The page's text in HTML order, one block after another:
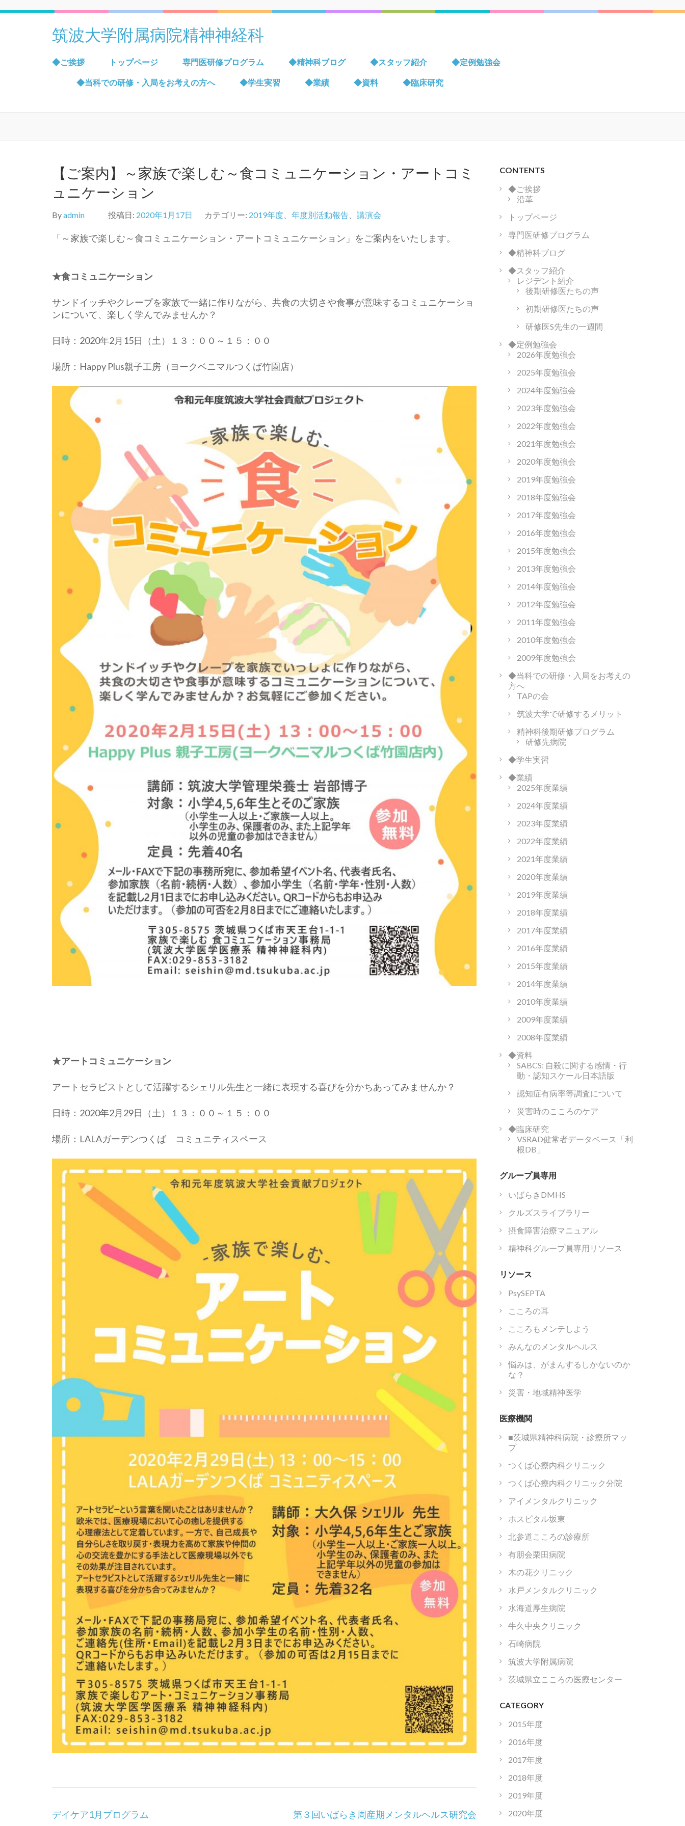
筑波大学附属病院精神神経科
◆ご挨拶 トップページ 専門医研修プログラム ◆精神科ブログ ◆スタッフ紹介 ◆定例勉強会
◆当科での研修・入局をお考えの方へ ◆学生実習 ◆業績 ◆資料 ◆臨床研究
【ご案内】～家族で楽しむ～食コミュニケーション・アートコミ
ュニケーション
Byadmin 投稿日: 2020年1月17日 カテゴリー: 2019年度 年度別活動報告 講演会
「～家族で楽しむ～食コミュニケーション・アートコミュニケーション」をご案内をいたします。
★食コミュニケーション
サンドイッチやクレープを家族で一緒に作りながら、共食の大切さや食事が意味するコミュニケーショ
ンについて、楽しく学んでみませんか？
日時：2020年2月15日（土）１３：００～１５：００
場所：Happy Plus親子工房（ヨークベニマルつくば竹園店）
★アートコミュニケーション
アートセラピストとして活躍するシェリル先生と一緒に表現する喜びを分かちあってみませんか？
日時：2020年2月29日（土）１３：００～１５：００
場所：LALAガーデンつくば コミュニティスペース
投
デイケア1月プログラム 第３回いばらき周産期メンタルヘルス研究会
CONTENTS
◆ご挨拶
沿革
トップページ
専門医研修プログラム
◆精神科ブログ
◆スタッフ紹介
レジデント紹介
後期研修医たちの声
初期研修医たちの声
研修医S先生の一週間
◆定例勉強会
2026年度勉強会
2025年度勉強会
2024年度勉強会
2023年度勉強会
2022年度勉強会
2021年度勉強会
2020年度勉強会
2019年度勉強会
2018年度勉強会
2017年度勉強会
2016年度勉強会
2015年度勉強会
2013年度勉強会
2014年度勉強会
2012年度勉強会
2011年度勉強会
2010年度勉強会
2009年度勉強会
◆当科での研修・入局をお考えの
方へ
TAPの会
筑波大学で研修するメリット
精神科後期研修プログラム
研修先病院
◆学生実習
◆業績
2025年度業績
2024年度業績
2023年度業績
2022年度業績
2021年度業績
2020年度業績
2019年度業績
2018年度業績
2017年度業績
2016年度業績
2015年度業績
2014年度業績
2010年度業績
2009年度業績
2008年度業績
◆資料
SABCS: 自殺に関する感情・行
動・認知スケール日本語版
認知症有病率等調査について
災害時のこころのケア
◆臨床研究
VSRAD健常者データベース「利
根DB」
グループ員専用
いばらきDMHS
クルズスライブラリー
摂食障害治療マニュアル
精神科グループ員専用リソース
リソース
PsySEPTA
こころの耳
こころもメンテしよう
みんなのメンタルヘルス
悩みは、がまんするしかないのか
な？
災害・地域精神医学
医療機関
■茨城県精神科病院・診療所マッ
プ
つくば心療内科クリニック
つくば心療内科クリニック分院
アイメンタルクリニック
ホスピタル坂東
北参道こころの診療所
有朋会栗田病院
木の花クリニック
水戸メンタルクリニック
水海道厚生病院
牛久中央クリニック
石崎病院
筑波大学附属病院
茨城県立こころの医療センター
CATEGORY
2015年度
2016年度
2017年度
2018年度
2019年度
2020年度